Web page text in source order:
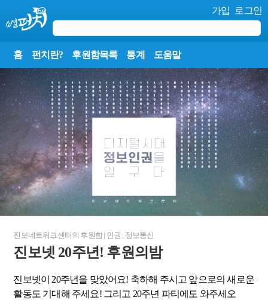
가입 로그인
홈 펀치란? 후원함목록 통계 도움말
진보네트워크센터의 후원함 | 인권 정보통신
진보넷 20주년! 후원의밤
진보넷이 20주년을 맞았어요! 축하해 주시고 앞으로의 새로운
활동도 기대해 주세요! 그리고 20주년 파티에도 와주세오